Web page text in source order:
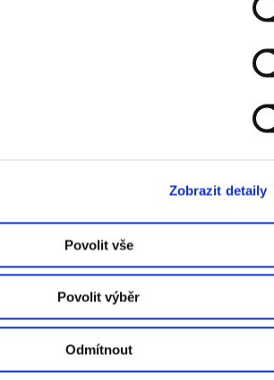
Zobrazit detaily
Povolit vše
Povolit výběr
Odmítnout